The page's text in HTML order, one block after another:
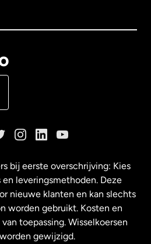
bij eerste overschrijving: Kies
leveringsmethoden. Deze
nieuwe klanten en kan slechts
worden gebruikt. Kosten en
toepassing. Wisselkoersen
gewijzigd.